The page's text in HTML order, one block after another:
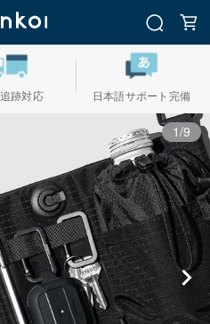
跡対応 日本語サポート完備
1/9